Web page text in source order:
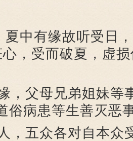
有缘故听受日，
，受而破夏，虚
父母兄弟姐妹等
俗病患等生善灭恶
五众各对自本众